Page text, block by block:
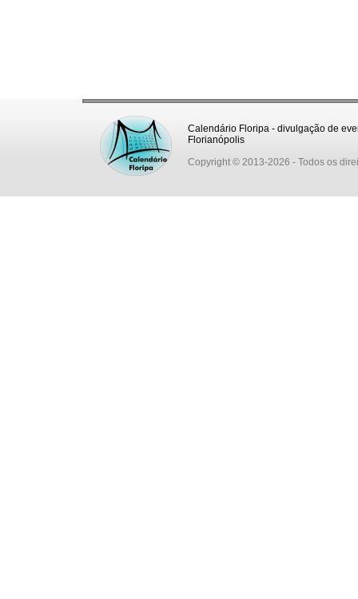
Calendário Floripa - divulgação de
Florianópolis
Copyright © 2013-2026 - Todos os